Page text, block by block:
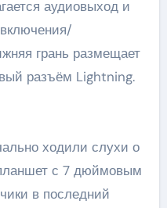
аудиовыход и
грань размещает
разъём Lightning.
ходили слухи о
с 7 дюймовым
в последний